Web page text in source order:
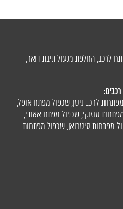
לרכב, החלפת מנעול תיבת דואר,
לרכב ניסן, שכפול מפתח אופל,
סוזוקי, שכפול מפתח אאודי,
מפתחות סיטרואן, שכפול מפתחות